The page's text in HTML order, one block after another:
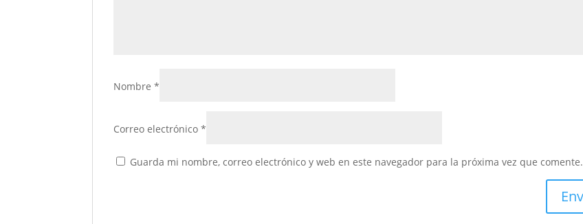
Nombre*
Correo electrónico*
Guarda mi nombre, correo electrónico y web en este navegador para la próxima vez que comente.